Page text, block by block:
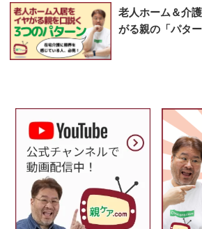
老人ホーム＆介
がる親の「パタ